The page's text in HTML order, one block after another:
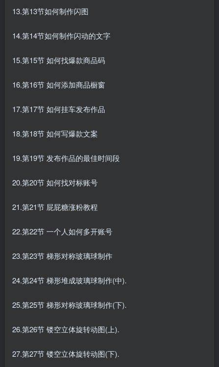
13.第13节如何制作闪图
14.第14节如何制作闪动的文字
15.第15节 如何找爆款商品码
16.第16节 如何添加商品橱窗
17.第17节 如何挂车发布作品
18.第18节 如何写爆款文案
19.第19节 发布作品的最佳时间段
20.第20节 如何找对标账号
21.第21节 屁屁糖涨粉教程
22.第22节 一个人如何多开账号
23.第23节 梯形对称玻璃球制作
24.第24节 梯形堆成玻璃球制作(中).
25.第25节 梯形对称玻璃球制作(下).
26.第26节 镂空立体旋转动图(上).
27.第27节 镂空立体旋转动图(下).